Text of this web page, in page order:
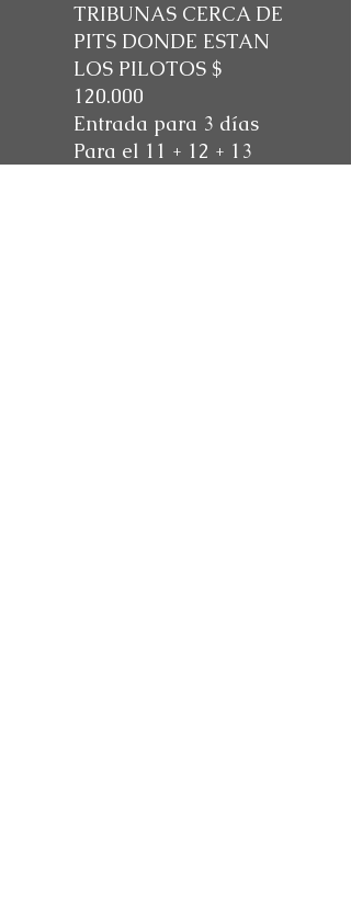
TRIBUNAS CERCA DE
PITS DONDE ESTAN
LOS PILOTOS $
120.000
Entrada para 3 días
Para el 11 + 12 + 13